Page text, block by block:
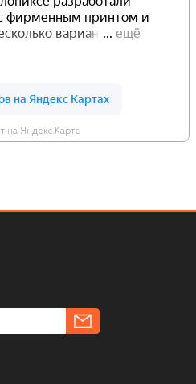
на Яндекс.Карте